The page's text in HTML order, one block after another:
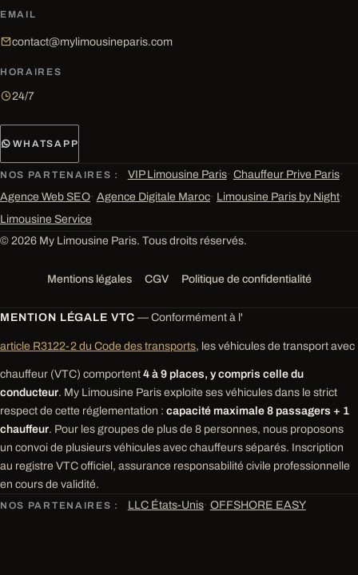
EMAIL
contact@mylimousineparis.com
HORAIRES
24/7
WHATSAPP
NOS PARTENAIRES : VIP Limousine Paris· Chauffeur Prive Paris·
Agence Web SEO· Agence Digitale Maroc· Limousine Paris by Night·
Limousine Service
© 2026 My Limousine Paris. Tous droits réservés.
Mentions légales CGV Politique de confidentialité
MENTION LÉGALE VTC — Conformément à l'
article R3122-2 du Code des transports, les véhicules de transport avec
chauffeur (VTC) comportent 4 à 9 places, y compris celle du
conducteur. My Limousine Paris exploite ses véhicules dans le strict
respect de cette réglementation : capacité maximale 8 passagers + 1
chauffeur. Pour les groupes de plus de 8 personnes, nous proposons
un convoi de plusieurs véhicules avec chauffeurs séparés. Inscription
au registre VTC officiel, assurance responsabilité civile professionnelle
en cours de validité.
NOS PARTENAIRES : LLC États-Unis· OFFSHORE EASY